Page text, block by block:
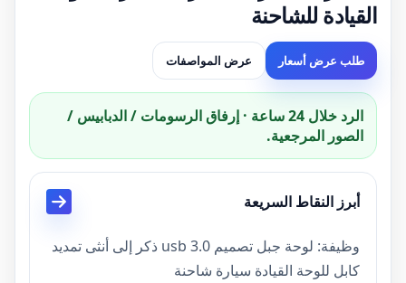
القيادة للشاحنة
طلب عرض أسعار عرض المواصفات
الرد خلال 24 ساعة · إرفاق الرسومات / الدبابيس /
الصور المرجعية.
أبرز النقاط السريعة
وظيفة: لوحة جبل تصميم usb 3.0 ذكر إلى أنثى تمديد
كابل للوحة القيادة سيارة شاحنة